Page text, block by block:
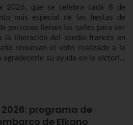
2026, que se celebra cada 8 de
más especial de las fiestas de
personas llenan las calles para ver
la liberación del asedio francés en
renuevan el voto realizado a la
agradecerle su ayuda en la victoria.
programa de
de Elkano